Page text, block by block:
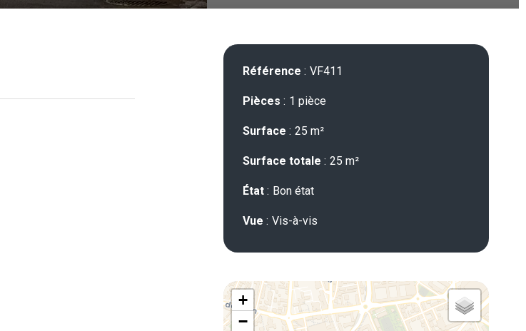
Référence VF411
Pièces 1 pièce
Surface 25 m²
Surface totale 25 m²
État Bon état
Vue Vis-à-vis
+
−